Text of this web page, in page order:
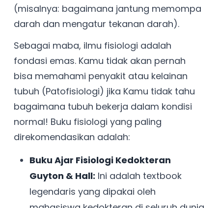
(misalnya: bagaimana jantung memompa
darah dan mengatur tekanan darah).
Sebagai maba, ilmu fisiologi adalah
fondasi emas. Kamu tidak akan pernah
bisa memahami penyakit atau kelainan
tubuh (Patofisiologi) jika Kamu tidak tahu
bagaimana tubuh bekerja dalam kondisi
normal! Buku fisiologi yang paling
direkomendasikan adalah:
Buku Ajar Fisiologi Kedokteran
Guyton & Hall: Ini adalah textbook
legendaris yang dipakai oleh